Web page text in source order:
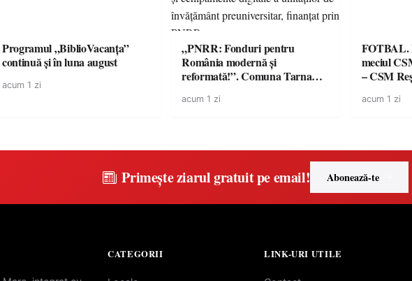
Programul „BiblioVacanța”
continuă și în luna august
acum 1 zi
„PNRR: Fonduri pentru
România modernă și
reformată!”. Comuna Tarna
dotare cu mobilier, materiale
acum 1 zi
FOTBAL.
meciul
– CSM
suporteri
acum 1 zi
Primește ziarul gratuit pe email! Abonează-te
CATEGORII LINK-URI UTILE